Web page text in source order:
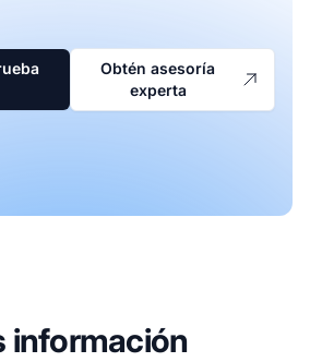
Obtén asesoría
experta
información